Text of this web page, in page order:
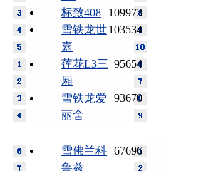
109973
标致408
103534
雪铁龙世
嘉
95654
莲花L3三
厢
93670
雪铁龙爱
丽舍
67696
雪佛兰科
鲁兹